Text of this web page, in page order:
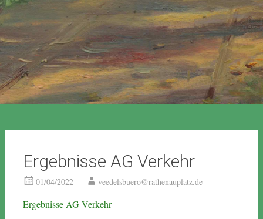
Ergebnisse AG Verkehr
01/04/2022 veedelsbuero@rathenauplatz.de
Ergebnisse AG Verkehr